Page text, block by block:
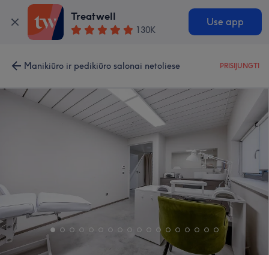
Treatwell
130K
Use app
Manikiūro ir pedikiūro salonai netoliese PRISIJUNGTI